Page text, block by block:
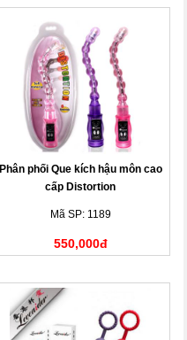
Phân phối Que kích hậu môn cao
cấp Distortion
Mã SP: 1189
550,000đ